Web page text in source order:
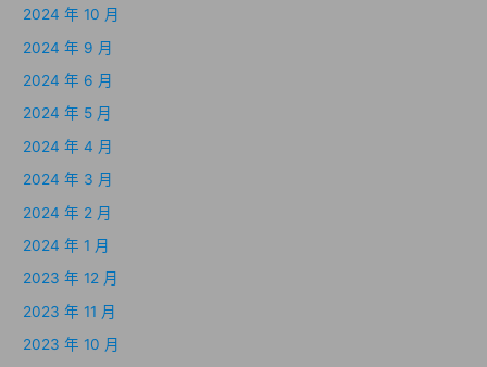
2024 年 10 月
2024 年 9 月
2024 年 6 月
2024 年 5 月
2024 年 4 月
2024 年 3 月
2024 年 2 月
2024 年 1 月
2023 年 12 月
2023 年 11 月
2023 年 10 月